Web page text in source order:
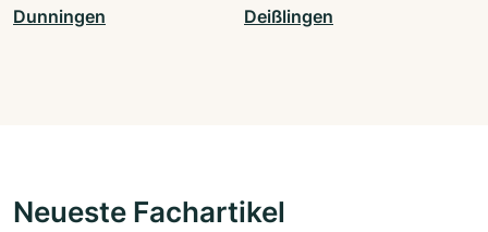
Dunningen Deißlingen
Neueste Fachartikel